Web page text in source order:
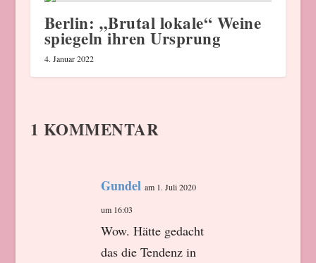
Berlin: „Brutal lokale“ Weine
spiegeln ihren Ursprung
4. Januar 2022
1 KOMMENTAR
Gundel am 1. Juli 2020
um 16:03
Wow. Hätte gedacht
das die Tendenz in